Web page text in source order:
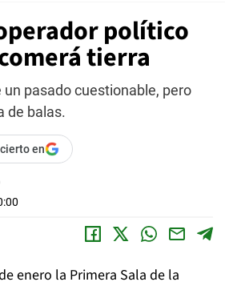
político
tierra
un pasado cuestionable, pero
de balas.
en
enero la Primera Sala de la